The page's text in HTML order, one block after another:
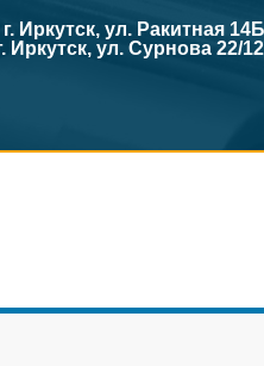
г. Иркутск, ул. Ракитная
Иркутск, ул. Сурнова 22/